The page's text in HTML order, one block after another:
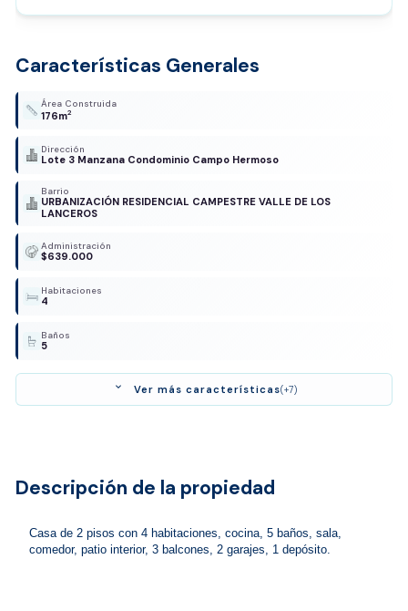
Características Generales
Área Construida
176m2
Dirección
Lote 3 Manzana Condominio Campo Hermoso
Barrio
URBANIZACIÓN RESIDENCIAL CAMPESTRE VALLE DE LOS
LANCEROS
Administración
$639.000
Habitaciones
4
Baños
5
expand_more Ver más características(+7)
Descripción de la propiedad
Casa de 2 pisos con 4 habitaciones, cocina, 5 baños, sala,
comedor, patio interior, 3 balcones, 2 garajes, 1 depósito.